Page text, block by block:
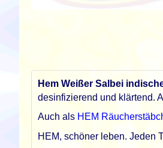
Hem Weißer Salbei
desinfizierend und klärtend.
Auch als HEM
HEM, schöner leben. Jeden